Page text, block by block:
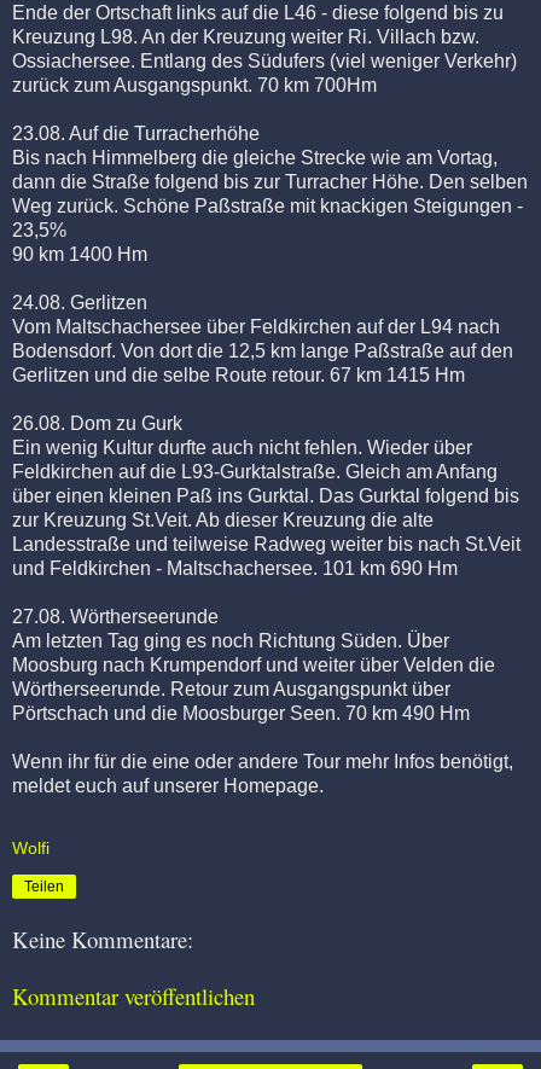
Ende der Ortschaft links auf die L46 - diese folgend bis zu
Kreuzung L98. An der Kreuzung weiter Ri. Villach bzw.
Ossiachersee. Entlang des Südufers (viel weniger Verkehr)
zurück zum Ausgangspunkt. 70 km 700Hm
23.08. Auf die Turracherhöhe
Bis nach Himmelberg die gleiche Strecke wie am Vortag,
dann die Straße folgend bis zur Turracher Höhe. Den selben
Weg zurück. Schöne Paßstraße mit knackigen Steigungen -
23,5%
90 km 1400 Hm
24.08. Gerlitzen
Vom Maltschachersee über Feldkirchen auf der L94 nach
Bodensdorf. Von dort die 12,5 km lange Paßstraße auf den
Gerlitzen und die selbe Route retour. 67 km 1415 Hm
26.08. Dom zu Gurk
Ein wenig Kultur durfte auch nicht fehlen. Wieder über
Feldkirchen auf die L93-Gurktalstraße. Gleich am Anfang
über einen kleinen Paß ins Gurktal . Das Gurktal folgend bis
zur Kreuzung St.Veit. Ab dieser Kreuzung die alte
Landesstraße und teilweise Radweg weiter bis nach St.Veit
und Feldkirchen - Maltschachersee. 101 km 690 Hm
27.08. Wörtherseerunde
Am letzten Tag ging es noch Richtung Süden. Über
Moosburg nach Krumpendorfund weiter über Velden die
Wörtherseerunde. Retour zum Ausgangspunkt über
Pörtschach und die Moosburger Seen. 70 km 490 Hm
Wenn ihr für die eine oder andere Tour mehr Infos benötigt,
meldet euch auf unserer Homepage.
Wolfi
Teilen
Keine Kommentare:
Kommentar veröffentlichen